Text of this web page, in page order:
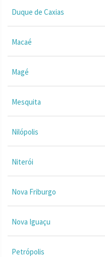
Duque de Caxias
Macaé
Magé
Mesquita
Nilópolis
Niterói
Nova Friburgo
Nova Iguaçu
Petrópolis